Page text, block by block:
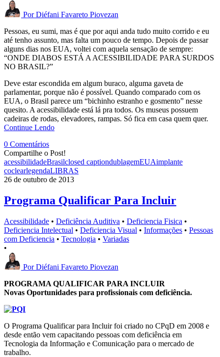
Por Diéfani Favareto Piovezan
Pessoas, eu sumi, mas é que por aqui anda tudo muito corrido e eu
até tenho assunto, mas falta um pouco de tempo. Depois de passar
alguns dias nos EUA, voltei com aquela sensação de sempre:
“ONDE DIABOS ESTÁ A ACESSIBILIDADE PARA SURDOS
NO BRASIL?”
Deve estar escondida em algum buraco, alguma gaveta de
parlamentar, porque não é possível. Quando comparado com os
EUA, o Brasil parece um “bichinho estranho e gosmento” nesse
quesito. A acessibilidade está lá pra todos. Os museus possuem
cadeiras de rodas, elevadores, rampas. Só fica em casa quem quer.
Continue Lendo
0 Comentários
Compartilhe o Post!
acessibilidadeBrasilclosed captiondublagemEUAimplante
coclearlegendaLIBRAS
26 de outubro de 2013
Programa Qualificar Para Incluir
Acessibilidade • Deficiência Auditiva • Deficiencia Fisica •
Deficiencia Intelectual • Deficiencia Visual • Informações • Pessoas
com Deficiencia • Tecnologia • Variadas
•
Por Diéfani Favareto Piovezan
PROGRAMA QUALIFICAR PARA INCLUIR
Novas Oportunidades para profissionais com deficiência.
O Programa Qualificar para Incluir foi criado no CPqD em 2008 e
desde então vem capacitando pessoas com deficiência em
Tecnologia da Informação e Comunicação para o mercado de
trabalho.